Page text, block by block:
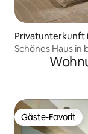
Privatunterkunft
Schönes Haus in
Gäste-Favorit
Gäste-Favorit